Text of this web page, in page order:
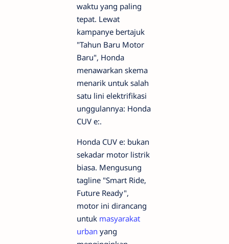
waktu yang paling
tepat. Lewat
kampanye bertajuk
"Tahun Baru Motor
Baru", Honda
menawarkan skema
menarik untuk salah
satu lini elektrifikasi
unggulannya: Honda
CUV e:.
Honda CUV e: bukan
sekadar motor listrik
biasa. Mengusung
tagline "Smart Ride,
Future Ready",
motor ini dirancang
untuk masyarakat
urban yang